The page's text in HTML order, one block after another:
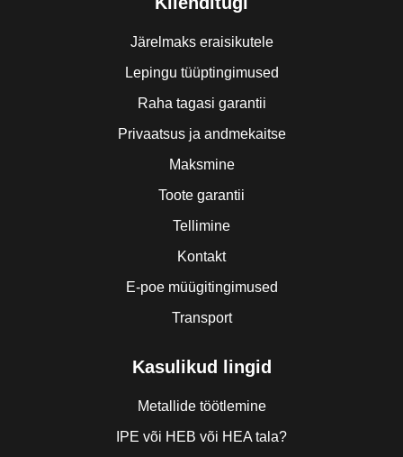
Järelmaks eraisikutele
Lepingu tüüptingimused
Raha tagasi garantii
Privaatsus ja andmekaitse
Maksmine
Toote garantii
Tellimine
Kontakt
E-poe müügitingimused
Transport
Kasulikud lingid
Metallide töötlemine
IPE või HEB või HEA tala?